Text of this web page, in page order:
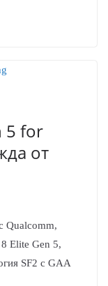
5 for
от
Qualcomm,
Elite Gen 5,
SF2 с GAA